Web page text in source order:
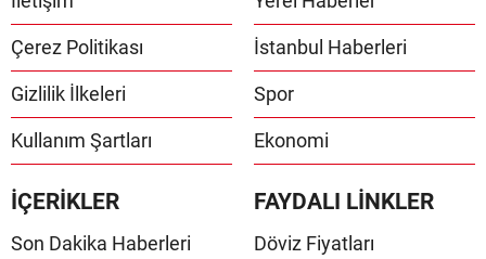
Çerez Politikası
Gizlilik İlkeleri
Kullanım Şartları
İstanbul Haberleri
Spor
Ekonomi
İÇERİKLER
Son Dakika Haberleri
FAYDALI LİNKLER
Döviz Fiyatları